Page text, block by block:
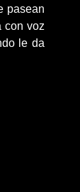
pasean
con voz
le da